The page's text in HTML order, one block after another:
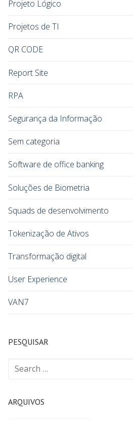
Projeto Lógico
Projetos de TI
QR CODE
Report Site
RPA
Segurança da Informação
Sem categoria
Software de office banking
Soluções de Biometria
Squads de desenvolvimento
Tokenização de Ativos
Transformação digital
User Experience
VAN7
PESQUISAR
ARQUIVOS